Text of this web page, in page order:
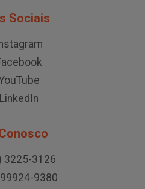
Sociais
LinkedIn
3225-3126
9380